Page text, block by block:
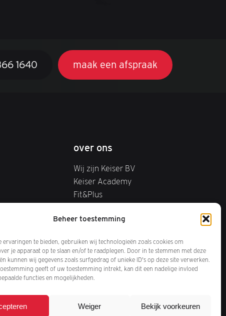
Beheer toestemming
ervaringen te bieden, gebruiken wij technologieën zoals cookies om
je apparaat op te slaan en/of te raadplegen. Door in te stemmen met deze
kunnen wij gegevens zoals surfgedrag of unieke ID's op deze site verwerken.
geeft of uw toestemming intrekt, kan dit een nadelige invloed
functies en mogelijkheden.
Weiger Bekijk voorkeuren
1640 maak een afspraak
over ons
Wij zijn Keiser BV
Keiser Academy
Fit&Plus